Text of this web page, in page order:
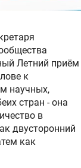
Летний приём
к
научных,
стран - она
в
двусторонний
как